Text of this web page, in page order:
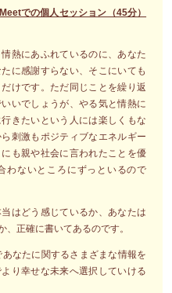
での個人セッション（45分）
熱にあふれているのに、あなた
に感謝すらない、そこにいても
けです。ただ同じことを繰り返
いでしょうが、やる気と情熱に
きたいという人には楽しくもな
刺激もポジティブなエネルギー
も親や社会に言われたことを優
わないところにずっといるので
はどう感じているか、あなたは
正確に書いてあるのです。
なたに関するさまざまな情報を
り幸せな未来へ選択していける